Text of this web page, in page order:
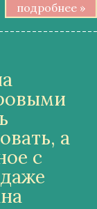
подробнее »
а
с